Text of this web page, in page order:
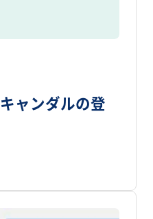
ャンダルの登